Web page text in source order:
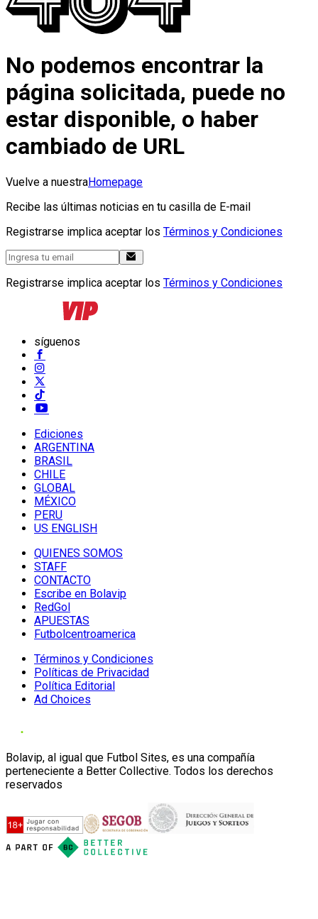
No podemos encontrar la
página solicitada, puede no
estar disponible, o haber
cambiado de URL
Vuelve a nuestraHomepage
Recibe las últimas noticias en tu casilla de E-mail
Registrarse implica aceptar los Términos y Condiciones
Registrarse implica aceptar los Términos y Condiciones
síguenos
Ediciones
ARGENTINA
BRASIL
CHILE
GLOBAL
MÉXICO
PERU
US ENGLISH
QUIENES SOMOS
STAFF
CONTACTO
Escribe en Bolavip
RedGol
APUESTAS
Futbolcentroamerica
Términos y Condiciones
Políticas de Privacidad
Política Editorial
Ad Choices
Bolavip, al igual que Futbol Sites, es una compañía
perteneciente a Better Collective. Todos los derechos
reservados